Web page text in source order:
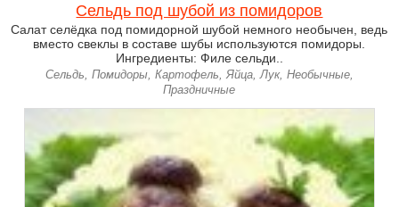
Сельдь под шубой из помидоров
Салат селёдка под помидорной шубой немного необычен, ведь
вместо свеклы в составе шубы используются помидоры.
Ингредиенты: Филе сельди..
Сельдь, Помидоры, Картофель, Яйца, Лук, Необычные,
Праздничные